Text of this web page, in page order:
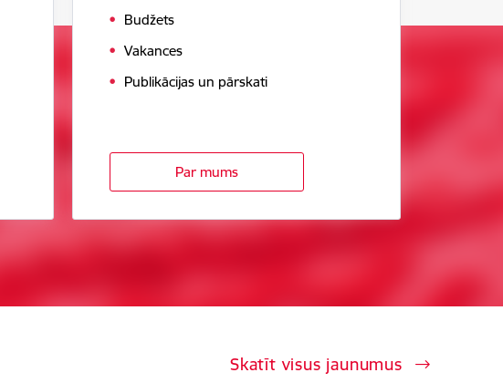
Budžets
Vakances
Publikācijas un pārskati
Par mums
Skatīt visus jaunumus